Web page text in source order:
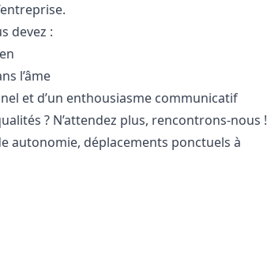
devez :
l’âme
et d’un enthousiasme communicatif
? N’attendez plus, rencontrons-nous !
autonomie, déplacements ponctuels à